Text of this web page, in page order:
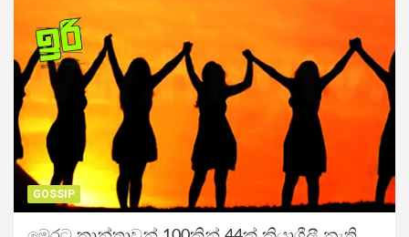
GOSSIP